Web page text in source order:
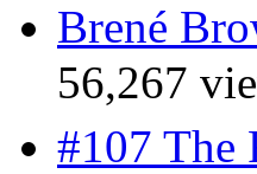
Brené
56,267
#107 The